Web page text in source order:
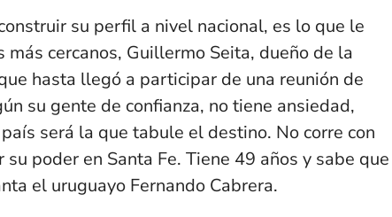
su perfil a nivel nacional, es lo que le
cercanos, Guillermo Seita, dueño de la
hasta llegó a participar de una reunión de
su gente de confianza, no tiene ansiedad,
será la que tabule el destino. No corre con
poder en Santa Fe. Tiene 49 años y sabe que
el uruguayo Fernando Cabrera.